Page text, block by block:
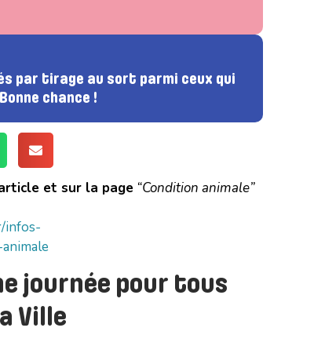
par tirage au sort parmi ceux qui
chance !
et sur la page “Condition animale”
infos-
journée pour tous
Ville